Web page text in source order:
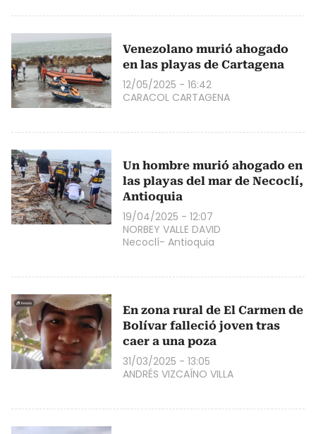
Venezolano murió ahogado
en las playas de Cartagena
12/05/2025 - 16:42
CARACOL CARTAGENA
Un hombre murió ahogado en
las playas del mar de Necoclí,
Antioquia
19/04/2025 - 12:07
NORBEY VALLE DAVID
Necoclí- Antioquia
En zona rural de El Carmen de
Bolívar falleció joven tras
caer a una poza
31/03/2025 - 13:05
ANDRÉS VIZCAÍNO VILLA